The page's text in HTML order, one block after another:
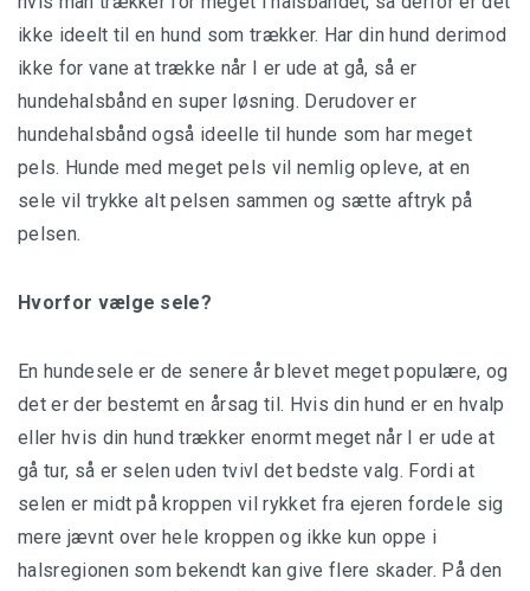
Hvad er safari?
Hvorfor tage på safari?
Safarityper
ikke ideelt til en hund som trækker. Har din hund derimod
ikke for vane at trække når I er ude at gå, så er
hundehalsbånd en super løsning. Derudover er
hundehalsbånd også ideelle til hunde som har meget
pels. Hunde med meget pels vil nemlig opleve, at en
sele vil trykke alt pelsen sammen og sætte aftryk på
pelsen.
Hvorfor vælge sele?
En hundesele er de senere år blevet meget populære, og
det er der bestemt en årsag til. Hvis din hund er en hvalp
eller hvis din hund trækker enormt meget når I er ude at
gå tur, så er selen uden tvivl det bedste valg. Fordi at
selen er midt på kroppen vil rykket fra ejeren fordele sig
mere jævnt over hele kroppen og ikke kun oppe i
halsregionen som bekendt kan give flere skader. På den